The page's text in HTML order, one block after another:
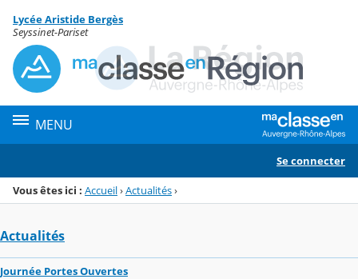
Menu de la rubrique
Contenu
Lycée Aristide Bergès
Seyssinet-Pariset
MENU
Se connecter
Vous êtes ici : Accueil›Actualités›
Actualités
Journée Portes Ouvertes